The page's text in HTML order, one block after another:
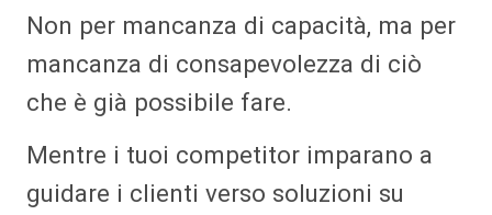
Non per mancanza di capacità, ma per
mancanza di consapevolezza di ciò
che è già possibile fare.
Mentre i tuoi competitor imparano a
guidare i clienti verso soluzioni su